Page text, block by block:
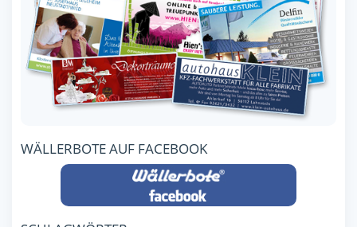
WÄLLERBOTE AUF FACEBOOK